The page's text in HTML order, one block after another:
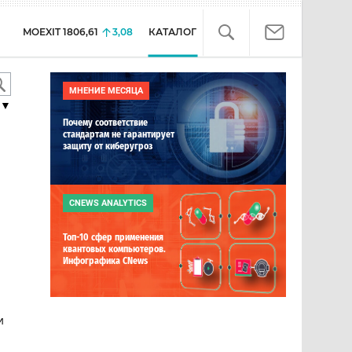
MOEXIT 1806,61 3,08 КАТАЛОГ
МНЕНИЕ МЕСЯЦА
Почему соответствие
стандартам не гарантирует
защиту от киберугроз
CNEWS ANALYTICS
Топ-10 сфер применения
квантовых компьютеров.
Инфографика CNews